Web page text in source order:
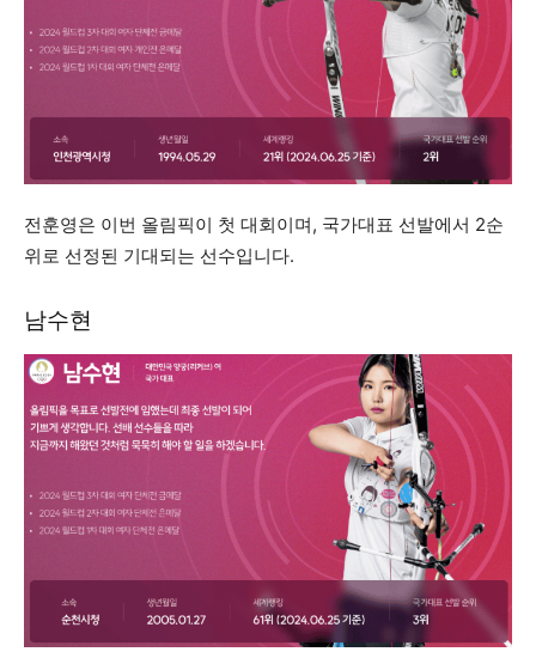
전훈영은 이번 올림픽이 첫 대회이며, 국가대표 선발에서 2순
위로 선정된 기대되는 선수입니다.
남수현